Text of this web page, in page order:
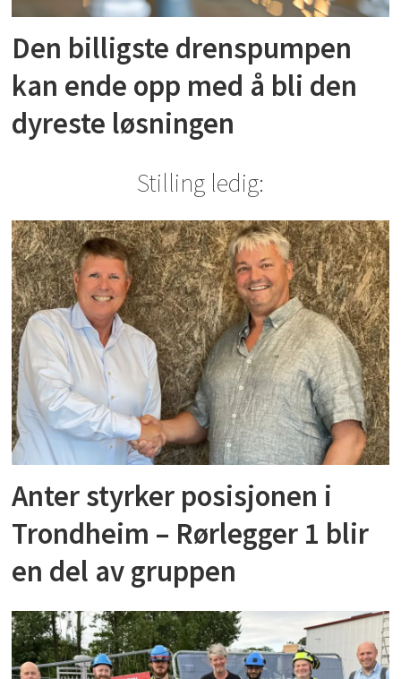
Den billigste drenspumpen
kan ende opp med å bli den
dyreste løsningen
Stilling ledig:
Anter styrker posisjonen i
Trondheim – Rørlegger 1 blir
en del av gruppen